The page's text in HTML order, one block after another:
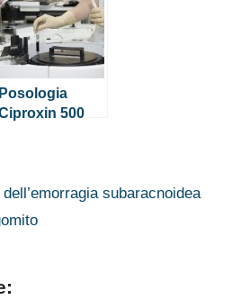
Posologia
500
subaracnoidea